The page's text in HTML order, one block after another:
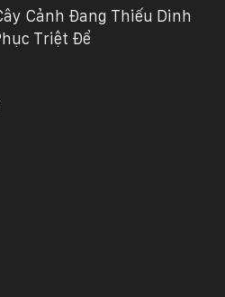
Cảnh Đang Thiếu Dinh
Triệt Để